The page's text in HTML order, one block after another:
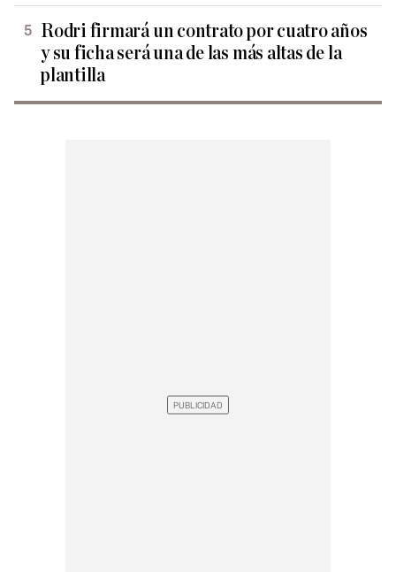
Rodri firmará un contrato por cuatro años
y su ficha será una de las más altas de la
plantilla